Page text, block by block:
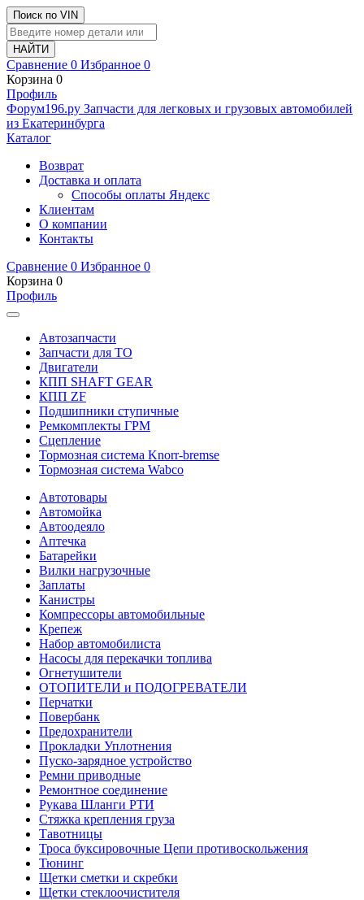
Поиск по VIN
Сравнение 0 Избранное 0
Корзина 0
Профиль
Фoрум196.ру Запчасти для легковых и грузовых автомобилей
из Екатеринбурга
Каталог
Возврат
Доставка и оплата
Способы оплаты Яндекс
Клиентам
О компании
Контакты
Сравнение 0 Избранное 0
Корзина 0
Профиль
Автозапчасти
Запчасти для ТО
Двигатели
КПП SHAFT GEAR
КПП ZF
Подшипники ступичные
Ремкомплекты ГРМ
Сцепление
Тормозная система Knorr-bremse
Тормозная система Wabco
Автотовары
Автомойка
Автоодеяло
Аптечка
Батарейки
Вилки нагрузочные
Заплаты
Канистры
Компрессоры автомобильные
Крепеж
Набор автомобилиста
Насосы для перекачки топлива
Огнетушители
ОТОПИТЕЛИ и ПОДОГРЕВАТЕЛИ
Перчатки
Повербанк
Предохранители
Прокладки Уплотнения
Пуско-зарядное устройство
Ремни приводные
Ремонтное соединение
Рукава Шланги РТИ
Стяжка крепления груза
Тавотницы
Троса буксировочные Цепи противоскольжения
Тюнинг
Щетки сметки и скребки
Щетки стеклоочистителя